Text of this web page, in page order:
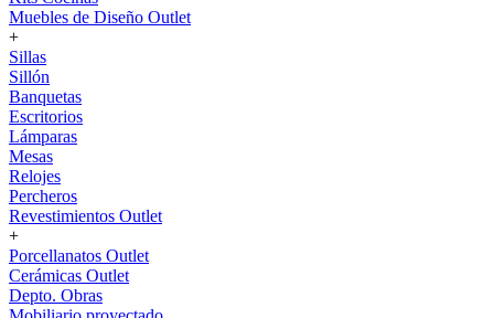
Muebles de Diseño Outlet
+
Sillas
Sillón
Banquetas
Escritorios
Lámparas
Mesas
Relojes
Percheros
Revestimientos Outlet
+
Porcellanatos Outlet
Cerámicas Outlet
Depto. Obras